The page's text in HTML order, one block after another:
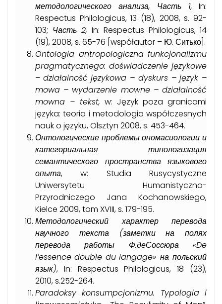
методологического анализа, Часть 1, In:
Respectus Philologicus, 13 (18), 2008, s. 92-
103; Часть 2, In: Respectus Philologicus, 14
(19), 2008, s. 65-76 [współautor – Ю. Ситько].
Ontologia antropologiczna funkcjonalizmu
pragmatycznego: doświadczenie językowe
– działalność językowa – dyskurs – język –
mowa – wydarzenie mowne – działalność
mowna – tekst, w: Język poza granicami
języka: teoria i metodologia współczesnych
nauk o języku, Olsztyn 2008, s. 453-464.
Онтологические проблемы ономасиологии и
категориальная
типологизация
семантического
пространства языкового
опыта, w: Studia Rusycystyczne
Uniwersytetu Humanistyczno-
Przyrodniczego Jana Kochanowskiego,
Kielce 2009, tom XVIII, s. 179-195.
Методологический характер перевода
научного текста (заметки на полях
перевода работы Ф.деСоссюра «De
l’essence double du langage» на польский
язык), In: Respectus Philologicus, 18 (23),
2010, s.252-264.
Paradoksy konsumpcjonizmu. Typologia i